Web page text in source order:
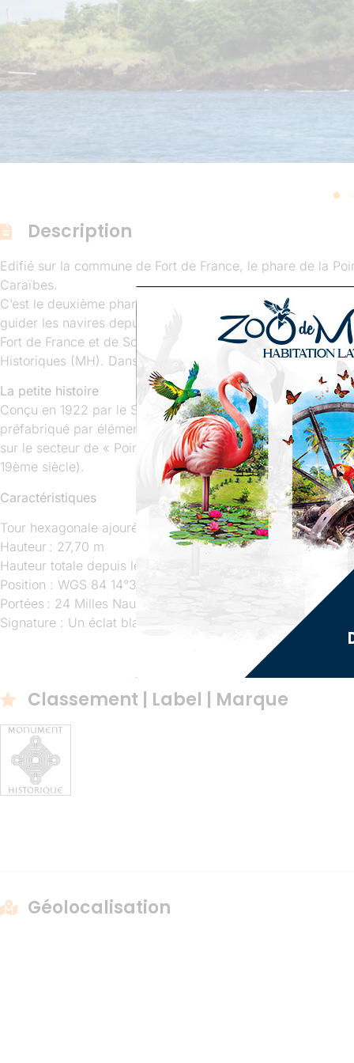
Description
Edifié sur la commune de Fort de France, le phare de la
Caraïbes.
C’est le deuxième phare édifié à La Martinique après celui
guider les navires depuis le large jusqu’à l’entrée de la
Fort de France et de Schoelcher. En 2013 l’ouvrage fait
Historiques (MH). Dans l’enceinte de l’établissement,
La petite histoire
Conçu en 1922 par le Service des Phares et Balises au
préfabriqué par éléments à Paris, puis envoyé par caisses
sur le secteur de « Pointe des Nègres », lieu de
19ème siècle).
Caractéristiques
Tour hexagonale ajourée blanche à charpente métallique
Hauteur : 27,70 m
Hauteur totale depuis le niveau de la mer : 39,70 m
Position : WGS 84 14°35,978′ Nord, 61°05,415′ Est
Portées : 24 Milles Nautiques soit 44 km (feu normal) – 17
Signature : Un éclat blanc toutes les 5 secondes.
Classement | Label | Marque
Géolocalisation